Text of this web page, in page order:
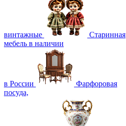
винтажные
Старинная
мебель в наличии
в России
Фарфоровая
посуда,